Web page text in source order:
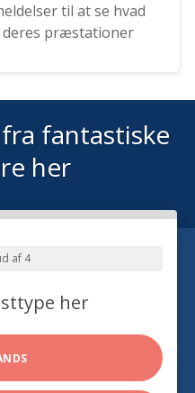
til at se hvad
deres præstationer
fra fantastiske
her
af 4
her